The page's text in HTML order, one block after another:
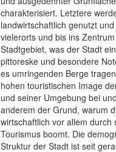
charakterisiert. Letztere
landwirtschaftlich genutzt
vielerorts und bis ins
Stadtgebiet, was der Stadt
pittoreske und besondere
es umringenden Berge
hohen touristischen Image
und seiner Umgebung bei
anderem der Grund, warum
wirtschaftlich vor allem durch
Tourismus boomt. Die
Struktur der Stadt ist seit